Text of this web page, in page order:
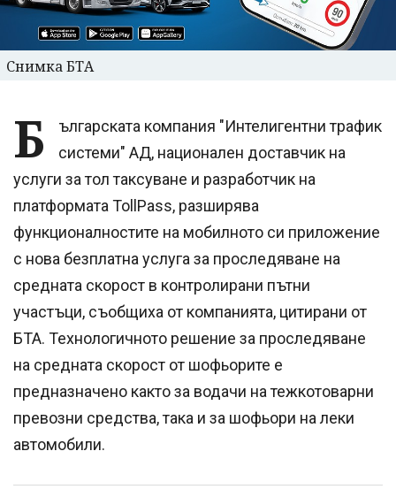
Снимка БТА
Б
ългарската компания "Интелигентни трафик
системи" АД, национален доставчик на
услуги за тол таксуване и разработчик на
платформата TollPass, разширява
функционалностите на мобилното си приложение
с нова безплатна услуга за проследяване на
средната скорост в контролирани пътни
участъци, съобщиха от компанията, цитирани от
БТА. Технологичното решение за проследяване
на средната скорост от шофьорите е
предназначено както за водачи на тежкотоварни
превозни средства, така и за шофьори на леки
автомобили.